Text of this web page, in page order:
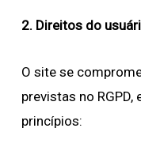
2. Direitos do
O site se
previstas no
princípios: